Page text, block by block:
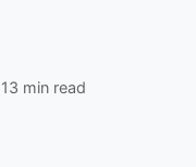
13 min read